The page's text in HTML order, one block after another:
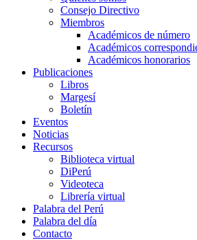
Consejo Directivo
Miembros
Académicos de número
Académicos
Académicos honorarios
Publicaciones
Libros
Margesí
Boletín
Eventos
Noticias
Recursos
Biblioteca virtual
DiPerú
Videoteca
Librería virtual
Palabra del Perú
Palabra del día
Contacto